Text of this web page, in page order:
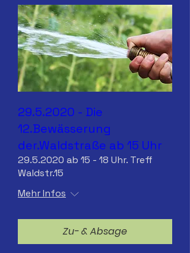
29.5.2020 - Die
12.Bewässerung
der.Waldstraße ab 15 Uhr
29.5.2020 ab 15 - 18 Uhr. Treff
Waldstr.15
Mehr Infos
Zu- & Absage